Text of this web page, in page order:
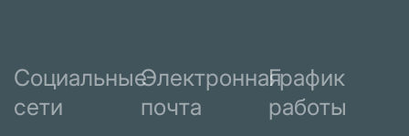
Социальные
сети
Электронная
почта
График
работы